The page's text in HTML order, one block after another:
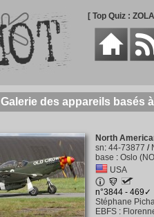
[ Top Quiz :
Galerie des appareils basés
North
sn: 44-73877 /
base : Oslo
USA
n°3844 - 469✓
Stéphane
EBFS: